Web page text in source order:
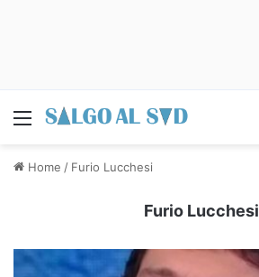
Menu
Home / Furio Lucchesi
Furio Lucchesi